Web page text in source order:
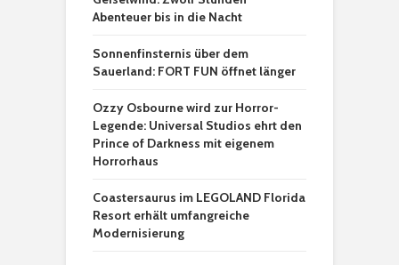
Abenteuer bis in die Nacht
Sonnenfinsternis über dem
Sauerland: FORT FUN öffnet länger
Ozzy Osbourne wird zur Horror-
Legende: Universal Studios ehrt den
Prince of Darkness mit eigenem
Horrorhaus
Coastersaurus im LEGOLAND Florida
Resort erhält umfangreiche
Modernisierung